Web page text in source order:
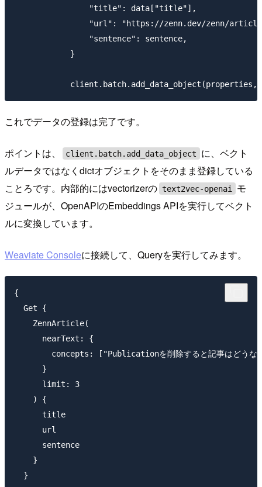
                "title": data["title"],
"url": "https://zenn.dev/zenn/
                "sentence": sentence,
            }
これでデータの登録は完了です。
ポイントは、 client.batch.add_data_object
に、ベクト
ルデータではなくdictオブジェクトをそのまま登録している
ことろです。内部的にはvectorizerの text2vec-openai
モ
ジュールが、OpenAPIのEmbeddings APIを実行してベクト
ルに変換しています。
Weaviate Consoleに接続して、Queryを実行してみます。
{
  Get {
    ZennArticle(
      nearText: {
concepts: ["Publicationを削除すると記事はどうな
      }
      limit: 3
    ) {
      title
      url
      sentence
    }
  }